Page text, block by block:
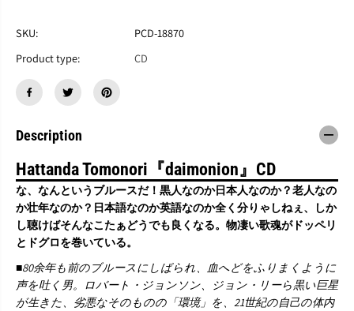
反
友
『
ダ
モ
オ
ン
』
C
D
『
ダ
オ
ン
』
C
D
SKU:
PCD-18870
Product type:
CD
Description
Hattanda Tomonori『daimonion』CD
な、なんというブルースだ！黒人なのか日本人なのか？老人なの
か壮年なのか？日本語なのか英語なのか全く分りゃしねぇ、しか
し聴けばそんなこたぁどうでも良くなる。物凄い歌魂がドッペリ
とドグロを巻いている。
■80余年も前のブルースにしばられ、血へどをふりまくように
声を吐く男。ロバート・ジョンソン、ジョン・リーら黒い巨星
が生きた、劣悪なそのものの「環境」を、21世紀の自己の体内